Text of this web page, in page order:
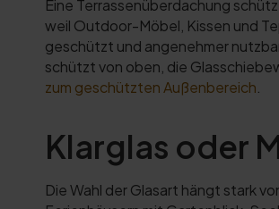
Eine Terrassenüberdachung
weil Outdoor-Möbel, Kissen und
geschützt und angenehmer
schützt von oben, die
zum geschützten Außenbereich
Klarglas oder
Die Wahl der Glasart hängt stark